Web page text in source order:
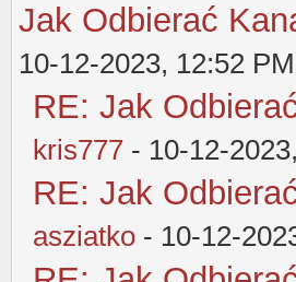
Jak Odbierać
10-12-2023, 12:52 PM
RE: Jak
kris777 - 10-12-
RE: Jak
asziatko - 10-12-